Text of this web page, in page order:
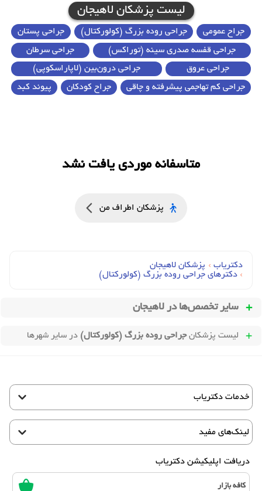
لیست پزشکان لاهیجان
جراح عمومی جراحی روده بزرگ (کولورکتال)
جراحی پستان
جراحی قفسه صدری سینه (توراکس)
جراحی سرطان
جراحی عروق
جراحی درون‌بین (لاپاراسکوپی)
جراحی کم تهاجمی پیشرفته و چاقی
جراح کودکان پیوند کبد
متاسفانه موردی یافت نشد
پزشکان اطراف من
دکتریاب › پزشکان لاهیجان
› دکترهای جراحي روده بزرگ (کولورکتال)
سایر تخصص‌ها در لاهیجان
لیست پزشکانجراحی روده بزرگ (کولورکتال) در سایر شهرها
خدمات دکتریاب
لینک‌های مفید
دریافت اپلیکیشن دکتریاب
کافه بازار